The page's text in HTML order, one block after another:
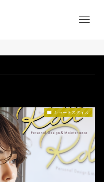
ショートスタイル